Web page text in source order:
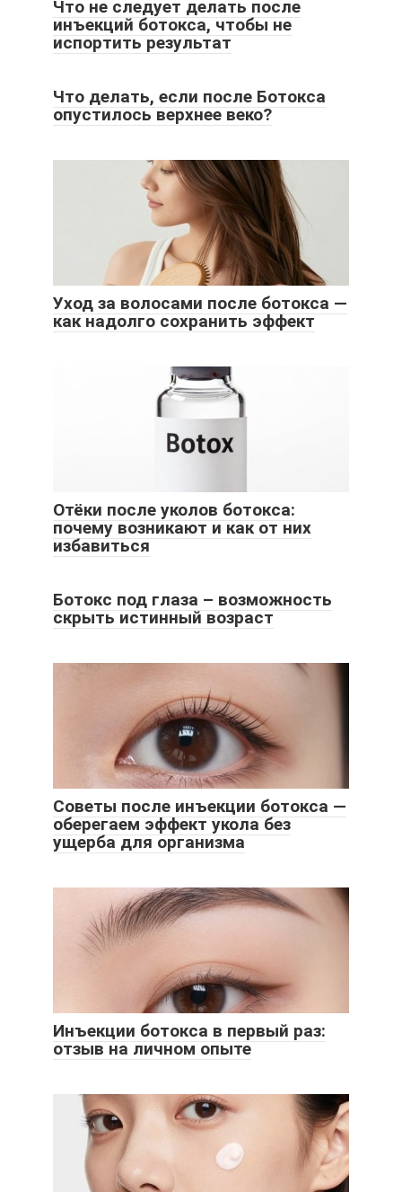
Что не следует делать после
инъекций ботокса, чтобы не
испортить результат
Что делать, если после Ботокса
опустилось верхнее веко?
Уход за волосами после ботокса —
как надолго сохранить эффект
Отёки после уколов ботокса:
почему возникают и как от них
избавиться
Ботокс под глаза – возможность
скрыть истинный возраст
Советы после инъекции ботокса —
оберегаем эффект укола без
ущерба для организма
Инъекции ботокса в первый раз:
отзыв на личном опыте